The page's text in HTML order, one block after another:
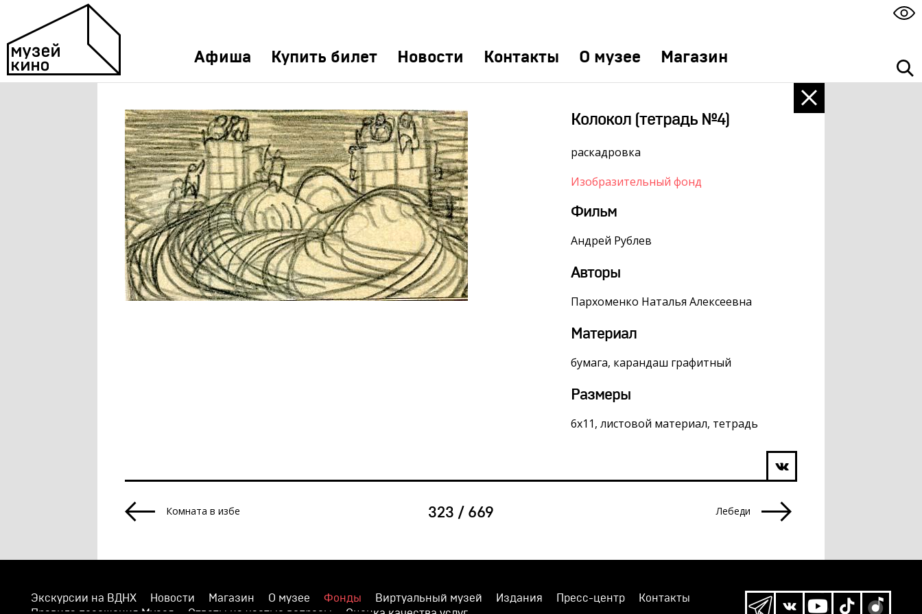
Афиша Купить билет Новости Контакты О музее Магазин
Колокол (тетрадь №4)
раскадровка
Изобразительный фонд
Фильм
Андрей Рублев
Авторы
Пархоменко Наталья Алексеевна
Материал
бумага, карандаш графитный
Размеры
6х11, листовой материал, тетрадь
Комната в избе 323 / 669 Лебеди
Экскурсии на ВДНХ Новости Магазин О музее Фонды Виртуальный музей Издания Пресс-центр
Контакты